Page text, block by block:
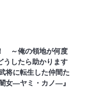
～俺の領地が何度
うしたら助かります
将に転生した仲間た
女―ヤミ・カノ―』